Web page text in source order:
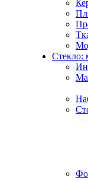
Стекло: